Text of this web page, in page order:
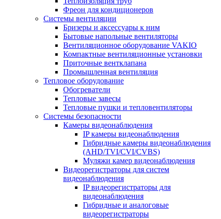
Фреон для кондиционеров
Системы вентиляции
Бризеры и аксессуары к ним
Бытовые напольные вентиляторы
Вентиляционное оборудование VAKIO
Компактные вентиляционные установки
Приточные вентклапана
Промышленная вентиляция
Тепловое оборудование
Обогреватели
Тепловые завесы
Тепловые пушки и тепловентиляторы
Системы безопасности
Камеры видеонаблюдения
IP камеры видеонаблюдения
Гибридные камеры видеонаблюдения
(AHD/TVI/CVI/CVBS)
Муляжи камер видеонаблюдения
Видеорегистраторы для систем
видеонаблюдения
IP видеорегистраторы для
видеонаблюдения
Гибридные и аналоговые
видеорегистраторы